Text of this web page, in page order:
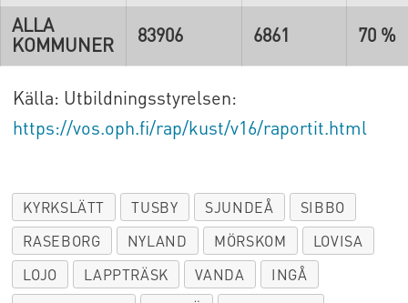
ALLA
KOMMUNER
83906 6861 70 %
Källa: Utbildningsstyrelsen:
https://vos.oph.fi/rap/kust/v16/raportit.html
KYRKSLÄTT TUSBY SJUNDEÅ
SIBBO
RASEBORG
NYLAND MÖRSKOM
LOVISA
LOJO
LAPPTRÄSK VANDA
INGÅ